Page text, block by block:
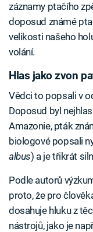
záznamy ptačího
doposud známé
velikosti našeho
volání.
Hlas jako zvon
Vědci to popsali v
Doposud byl
Amazonie, pták
biologové popsali
albus) a je třikrát
Podle autorů
proto, že pro
dosahuje hluku z
nástrojů, jako je